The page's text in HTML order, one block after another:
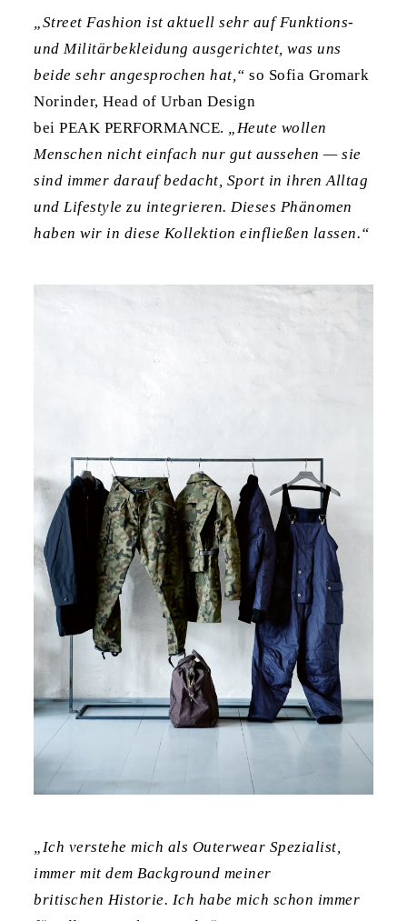
„Street Fashion ist aktuell sehr auf Funktions-
und Militärbekleidung ausgerichtet, was uns
beide sehr angesprochen hat,“ so Sofia Gromark
Norinder, Head of Urban Design
bei PEAK PERFORMANCE.
„Heute wollen
Menschen nicht einfach nur gut aussehen — sie
sind immer darauf bedacht, Sport in ihren Alltag
und Lifestyle zu integrieren. Dieses Phänomen
haben wir in diese Kollektion einfließen lassen.“
„Ich verstehe mich als Outerwear Spezialist,
immer mit dem Background meiner
britischen Historie. Ich habe mich schon immer